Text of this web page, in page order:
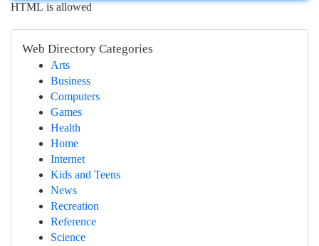
HTML is allowed
Web Directory Categories
Arts
Business
Computers
Games
Health
Home
Internet
Kids and Teens
News
Recreation
Reference
Science